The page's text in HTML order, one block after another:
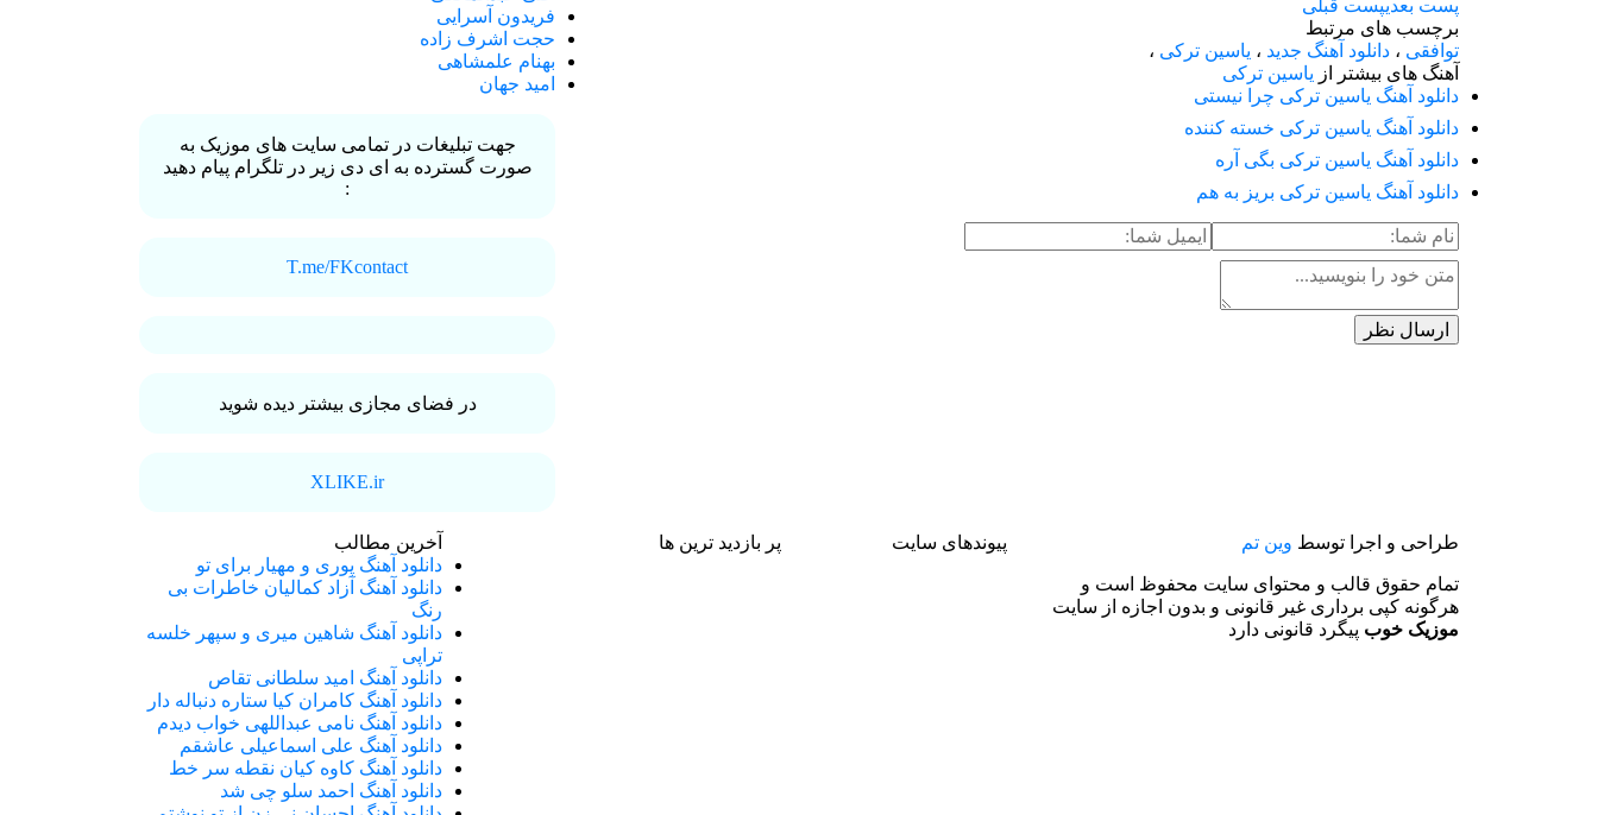
پست بعدیپست قبلی
برچسب های مرتبط
توافقی ، دانلود آهنگ جدید ، یاسین ترکی ،
آهنگ های بیشتر از یاسین ترکی
دانلود آهنگ یاسین ترکی چرا نیستی
دانلود آهنگ یاسین ترکی خسته کننده
دانلود آهنگ یاسین ترکی بگی آره
دانلود آهنگ یاسین ترکی بریز به هم
فریدون آسرایی
حجت اشرف زاده
بهنام علمشاهی
امید جهان
جهت تبلیغات در تمامی سایت های موزیک به
صورت گسترده به ای دی زیر در تلگرام پیام دهید
:
T.me/FKcontact
در فضای مجازی بیشتر دیده شوید
XLIKE.ir
طراحی و اجرا توسط وین تم
تمام حقوق قالب و محتوای سایت محفوظ است و
هرگونه کپی برداری غیر قانونی و بدون اجازه از سایت
موزیک خوب پیگرد قانونی دارد
پیوندهای سایت پر بازدید ترین ها
آخرین مطالب
دانلود آهنگ پوری و مهیار برای تو
دانلود آهنگ آزاد کمالیان خاطرات بی
رنگ
دانلود آهنگ شاهین میری و سپهر خلسه
تراپی
دانلود آهنگ امید سلطانی تقاص
دانلود آهنگ کامران کیا ستاره دنباله دار
دانلود آهنگ نامی عبداللهی خواب دیدم
دانلود آهنگ علی اسماعیلی عاشقم
دانلود آهنگ کاوه کیان نقطه سر خط
دانلود آهنگ احمد سلو چی شد